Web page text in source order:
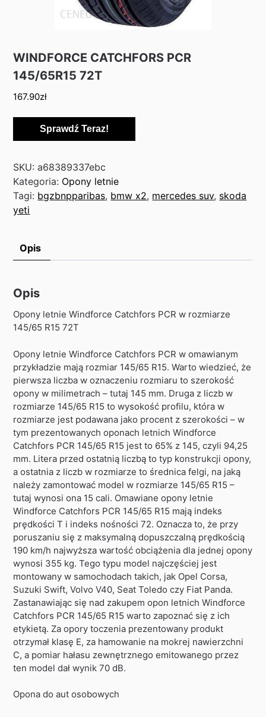
WINDFORCE CATCHFORS PCR
145/65R15 72T
167.90zł
Sprawdź Teraz!
SKU:a68389337ebc
Kategoria: Opony letnie
Tagi: bgzbnpparibas, bmw x2, mercedes suv, skoda
yeti
Opis
Opis
Opony letnie Windforce Catchfors PCR w rozmiarze
145/65 R15 72T
Opony letnie Windforce Catchfors PCR w omawianym
przykładzie mają rozmiar 145/65 R15. Warto wiedzieć, że
pierwsza liczba w oznaczeniu rozmiaru to szerokość
opony w milimetrach – tutaj 145 mm. Druga z liczb w
rozmiarze 145/65 R15 to wysokość profilu, która w
rozmiarze jest podawana jako procent z szerokości – w
tym prezentowanych oponach letnich Windforce
Catchfors PCR 145/65 R15 jest to 65% z 145, czyli 94,25
mm. Litera przed ostatnią liczbą to typ konstrukcji opony,
a ostatnia z liczb w rozmiarze to średnica felgi, na jaką
należy zamontować model w rozmiarze 145/65 R15 –
tutaj wynosi ona 15 cali. Omawiane opony letnie
Windforce Catchfors PCR 145/65 R15 mają indeks
prędkości T i indeks nośności 72. Oznacza to, że przy
poruszaniu się z maksymalną dopuszczalną prędkością
190 km/h najwyższa wartość obciążenia dla jednej opony
wynosi 355 kg. Tego typu model najczęściej jest
montowany w samochodach takich, jak Opel Corsa,
Suzuki Swift, Volvo V40, Seat Toledo czy Fiat Panda.
Zastanawiając się nad zakupem opon letnich Windforce
Catchfors PCR 145/65 R15 warto zapoznać się z ich
etykietą. Za opory toczenia prezentowany produkt
otrzymał klasę E, za hamowanie na mokrej nawierzchni
C, a pomiar hałasu zewnętrznego emitowanego przez
ten model dał wynik 70 dB.
Opona do aut osobowych